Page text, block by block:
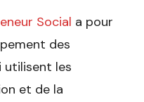
Social a pour
des
les
et de la